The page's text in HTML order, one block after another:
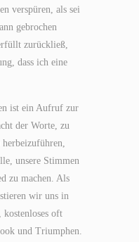
verspüren, als sei
gebrochen
zurückließ,
dass ich eine
ist ein Aufruf zur
der Worte, zu
unsere Stimmen
zu machen. Als
wir uns in
kostenloses oft
und Triumphen.